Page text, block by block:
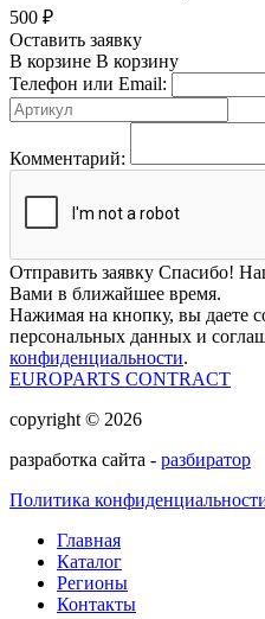
500 ₽
Оставить заявку
В корзине В корзину
Телефон или Email:
Комментарий:
Отправить заявку Спасибо!
Вами в ближайшее время.
Нажимая на кнопку, вы даете
персональных данных и
конфиденциальности.
EUROPARTS CONTRACT
copyright © 2026
разработка сайта - разбиратор
Политика
Главная
Каталог
Регионы
Контакты